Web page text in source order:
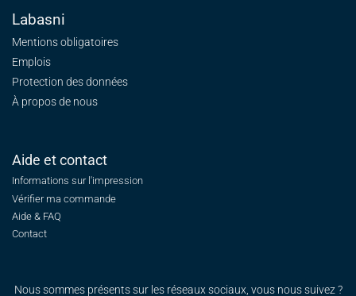
Labasni
Mentions obligatoires
Emplois
Protection des données
À propos de nous
Aide et contact
Informations sur l'impression
Vérifier ma commande
Aide & FAQ
Contact
Nous sommes présents sur les réseaux sociaux, vous nous suivez ?